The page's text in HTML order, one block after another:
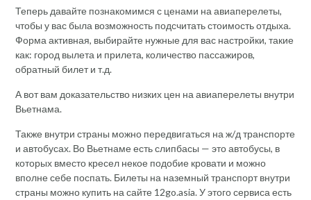
Теперь давайте познакомимся с ценами на авиаперелеты,
чтобы у вас была возможность подсчитать стоимость отдыха.
Форма активная, выбирайте нужные для вас настройки, такие
как: город вылета и прилета, количество пассажиров,
обратный билет и т.д.
А вот вам доказательство низких цен на авиаперелеты внутри
Вьетнама.
Также внутри страны можно передвигаться на ж/д транспорте
и автобусах. Во Вьетнаме есть слипбасы — это автобусы, в
которых вместо кресел некое подобие кровати и можно
вполне себе поспать. Билеты на наземный транспорт внутри
страны можно купить на сайте 12go.asia. У этого сервиса есть